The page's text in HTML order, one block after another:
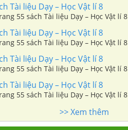
Tài liệu Dạy – Học Vật lí 8
55 sách Tài liệu Dạy – Học Vật lí 8
Tài liệu Dạy – Học Vật lí 8
55 sách Tài liệu Dạy – Học Vật lí 8
Tài liệu Dạy – Học Vật lí 8
55 sách Tài liệu Dạy – Học Vật lí 8
Tài liệu Dạy – Học Vật lí 8
55 sách Tài liệu Dạy – Học Vật lí 8
>> Xem thêm